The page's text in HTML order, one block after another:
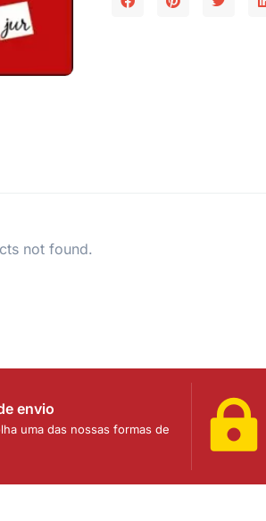
not found.
envio
uma das nossas formas de